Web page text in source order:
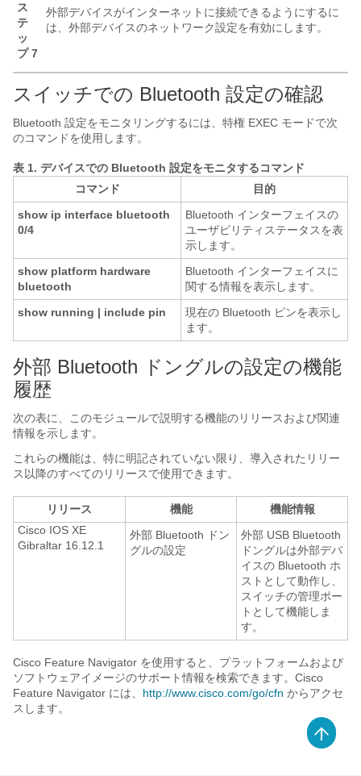
ス
テ
ッ
プ 7
外部デバイスがインターネットに接続できるようにするに
は、外部デバイスのネットワーク設定を有効にします。
スイッチでの Bluetooth 設定の確認
Bluetooth 設定をモニタリングするには、特権 EXEC モードで次
のコマンドを使用します。
表 1. デバイスでの Bluetooth 設定をモニタするコマンド
コマンド
目的
show ip interface bluetooth
0/4
Bluetooth インターフェイスの
ユーザビリティステータスを表
示します。
show platform hardware
bluetooth
Bluetooth インターフェイスに
関する情報を表示します。
show running | include pin
現在の Bluetooth ピンを表示し
ます。
外部 Bluetooth ドングルの設定の機能
履歴
次の表に、このモジュールで説明する機能のリリースおよび関連
情報を示します。
これらの機能は、特に明記されていない限り、導入されたリリー
ス以降のすべてのリリースで使用できます。
リリース 機能
機能情報
Cisco IOS XE
Gibraltar 16.12.1
外部 Bluetooth ドン
グルの設定
外部 USB Bluetooth
ドングルは外部デバ
イスの Bluetooth ホ
ストとして動作し、
スイッチの管理ポー
トとして機能しま
す。
Cisco Feature Navigator を使用すると、プラットフォームおよび
ソフトウェアイメージのサポート情報を検索できます。Cisco
Feature Navigator には、 http://www.cisco.com/go/cfn からアクセ
スします。